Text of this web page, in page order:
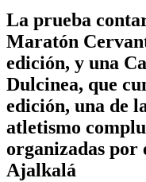
La prueba
Maratón
edición, y una
Dulcinea, que
edición, una de
atletismo
organizadas por
Ajalkalá